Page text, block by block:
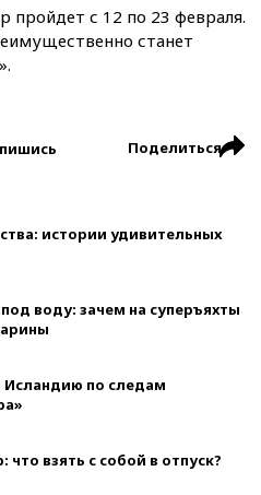
с 12 по 23 февраля.
станет
Поделиться
истории удивительных
воду: зачем на суперъяхты
Исландию по следам
взять с собой в отпуск?